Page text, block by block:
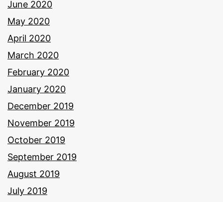
June 2020
May 2020
April 2020
March 2020
February 2020
January 2020
December 2019
November 2019
October 2019
September 2019
August 2019
July 2019